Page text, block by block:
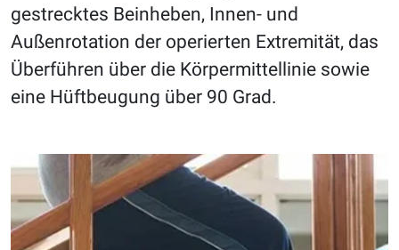
gestrecktes Beinheben, Innen- und
Außenrotation der operierten Extremität, das
Überführen über die Körpermittellinie sowie
eine Hüftbeugung über 90 Grad.